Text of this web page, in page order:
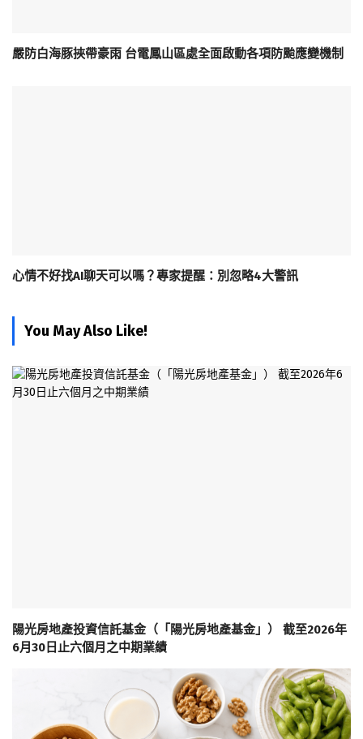
嚴防白海豚挾帶豪雨 台電鳳山區處全面啟動各項防颱應變機制
心情不好找AI聊天可以嗎？專家提醒：別忽略4大警訊
You May Also Like!
陽光房地產投資信託基金（「陽光房地產基金」） 截至2026年
6月30日止六個月之中期業績